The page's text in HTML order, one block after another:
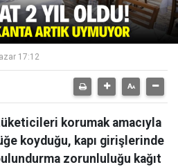
17:12
korumak amacıyla
koyduğu, kapı girişlerinde
zorunluluğu kağıt